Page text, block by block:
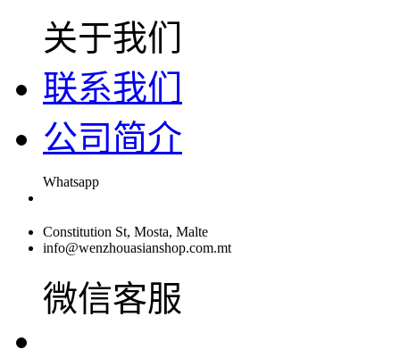
关于我们
联系我们
公司简介
Whatsapp
Constitution St, Mosta, Malte
info@wenzhouasianshop.com.mt
微信客服